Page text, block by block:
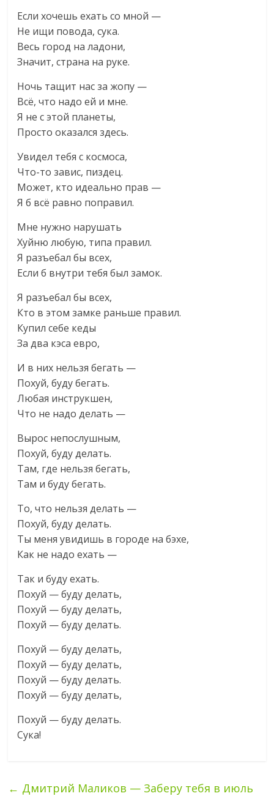
Если хочешь ехать со мной —
Не ищи повода, сука.
Весь город на ладони,
Значит, страна на руке.
Ночь тащит нас за жопу —
Всё, что надо ей и мне.
Я не с этой планеты,
Просто оказался здесь.
Увидел тебя с космоса,
Что-то завис, пиздец.
Может, кто идеально прав —
Я б всё равно поправил.
Мне нужно нарушать
Хуйню любую, типа правил.
Я разъебал бы всех,
Если б внутри тебя был замок.
Я разъебал бы всех,
Кто в этом замке раньше правил.
Купил себе кеды
За два кэса евро,
И в них нельзя бегать —
Похуй, буду бегать.
Любая инструкшен,
Что не надо делать —
Вырос непослушным,
Похуй, буду делать.
Там, где нельзя бегать,
Там и буду бегать.
То, что нельзя делать —
Похуй, буду делать.
Ты меня увидишь в городе на бэхе,
Как не надо ехать —
Так и буду ехать.
Похуй — буду делать,
Похуй — буду делать,
Похуй — буду делать.
Похуй — буду делать,
Похуй — буду делать,
Похуй — буду делать.
Похуй — буду делать,
Похуй — буду делать.
Сука!
← Дмитрий Маликов — Заберу тебя в июль